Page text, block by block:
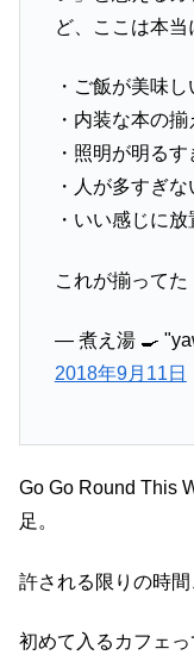
ど、ここは本当
・ご飯が美味し
・内装な本の
・照明が明るす
・人が多すぎな
・いい感じに
これが揃ってた
— 煮え湯 🍳
2018年9月11日
Go Go Round This
足。
許される限りの時
初めて入るカフェ